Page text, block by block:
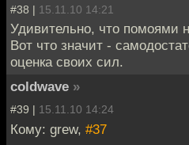
#38 | 15.11.10 14:21
Удивительно, что помоями
Вот что значит -
оценка своих сил.
coldwave »
#39 | 15.11.10 14:24
Кому: grew, #37